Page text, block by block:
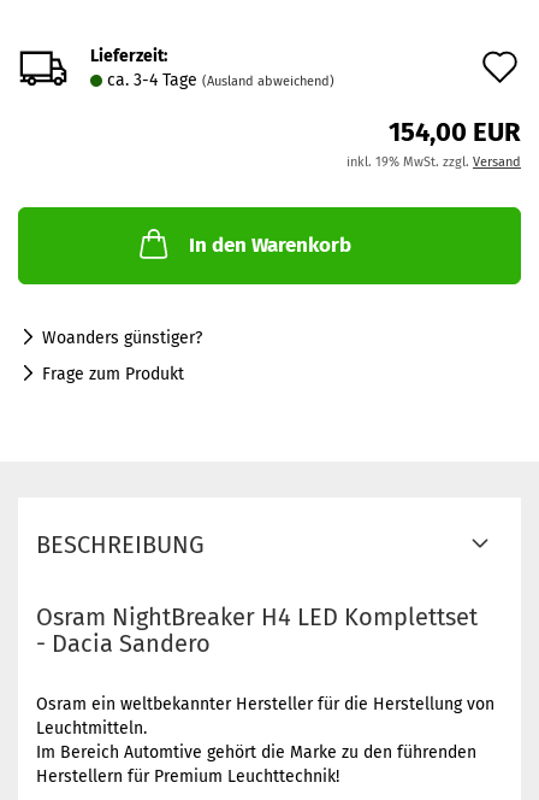
Lieferzeit:
ca. 3-4 Tage (Ausland abweichend)
154,00 EUR
inkl. 19% MwSt. zzgl. Versand
In den Warenkorb
Woanders günstiger?
Frage zum Produkt
BESCHREIBUNG
Osram NightBreaker H4 LED Komplettset
- Dacia Sandero
Osram ein weltbekannter Hersteller für die Herstellung von
Leuchtmitteln.
Im Bereich Automtive gehört die Marke zu den führenden
Herstellern für Premium Leuchttechnik!